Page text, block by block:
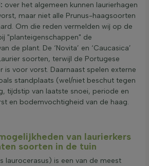
over het algemeen kunnen laurierhagen
maar niet alle Prunus-haagsoorten
Om die reden vermelden wij op de
"planteigenschappen" de
de plant. De ‘Novita’ en ‘Caucasica’
soorten, terwijl de Portugese
is voor vorst. Daarnaast spelen externe
standplaats (wel/niet beschut tegen
tijdstip van laatste snoei, periode en
en bodemvochtigheid van de haag.
van laurierkers
soorten in de tuin
laurocerasus) is een van de meest